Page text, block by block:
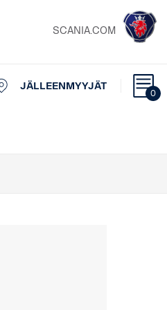
SCANIA.COM
0
JÄLLEENMYYJÄT